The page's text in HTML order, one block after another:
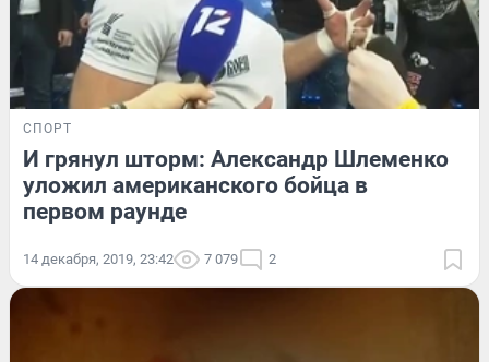
СПОРТ
И грянул шторм: Александр Шлеменко
уложил американского бойца в
первом раунде
14 декабря, 2019, 23:42 7 079 2